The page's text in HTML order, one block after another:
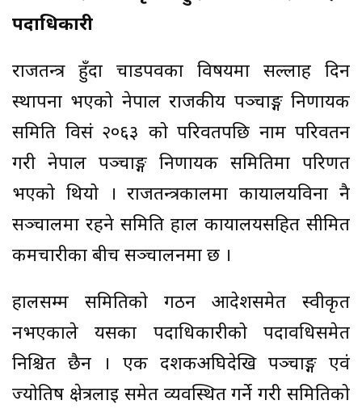
पदाधिकारी
राजतन्त्र हुँदा चाडपर्वका विषयमा सल्लाह दिन
स्थापना भएको नेपाल राजकीय पञ्चाङ्ग निर्णायक
समिति विसं २०६३ को परिवर्तपछि नाम परिवर्तन
गरी नेपाल पञ्चाङ्ग निर्णायक समितिमा परिणत
भएको थियो । राजतन्त्रकालमा कार्यालयविना नै
सञ्चालमा रहने समिति हाल कार्यालयसहित सीमित
कर्मचारीका बीच सञ्चालनमा छ ।
हालसम्म समितिको गठन आदेशसमेत स्वीकृत
नभएकाले यसका पदाधिकारीको पदावधिसमेत
निश्चित छैन । एक दशकअघिदेखि पञ्चाङ्ग एवं
ज्योतिष क्षेत्रलाई समेत व्यवस्थित गर्ने गरी समितिको